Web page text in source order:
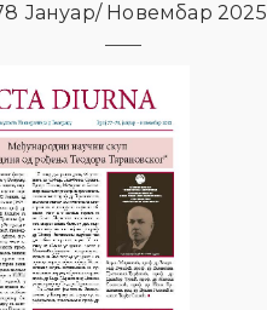
Јануар/ Новембар 2025